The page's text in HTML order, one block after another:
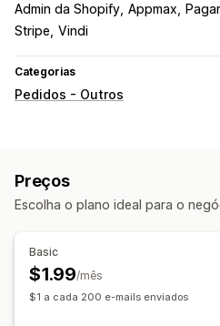
Admin da Shopify Appmax
Stripe Vindi
Categorias
Pedidos - Outros
Preços
Escolha o plano ideal para o
Basic
$1.99/mês
$1 a cada 200 e-mails enviados